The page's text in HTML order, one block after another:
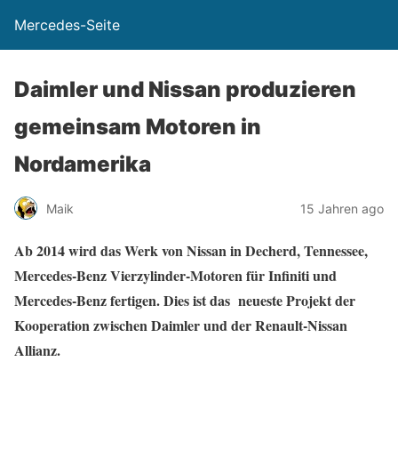
Mercedes-Seite
Daimler und Nissan produzieren
gemeinsam Motoren in
Nordamerika
Maik 15 Jahren ago
Ab 2014 wird das Werk von Nissan in Decherd, Tennessee,
Mercedes-Benz Vierzylinder-Motoren für Infiniti und
Mercedes-Benz fertigen. Dies ist das neueste Projekt der
Kooperation zwischen Daimler und der Renault-Nissan
Allianz.